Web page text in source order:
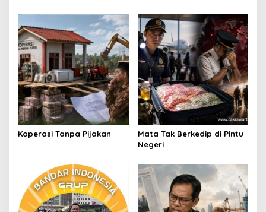
Koperasi Tanpa Pijakan
Mata Tak Berkedip di Pintu
Negeri